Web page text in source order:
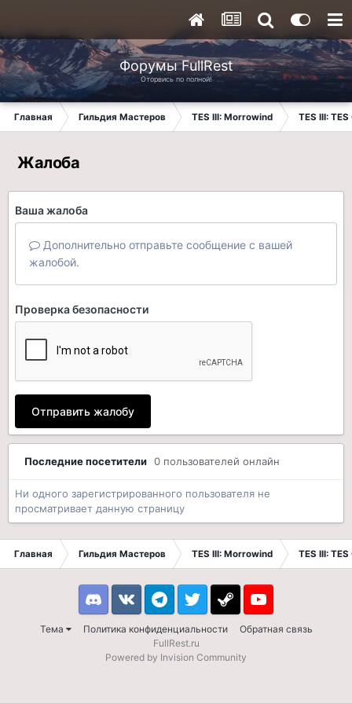
Форумы FullRest
Оторвись по полной!
Главная Гильдия Мастеров TES III: Morrowind TES III:
Жалоба
Ваша жалоба
Дополнительно отправьте сообщение с вашей
жалобой.
Проверка безопасности
Отправить жалобу
Последние посетители 0 пользователей онлайн
Ни одного зарегистрированного пользователя не
просматривает данную страницу
Главная Гильдия Мастеров TES III: Morrowind TES III:
Тема Политика конфиденциальности Обратная связь
DiscordVK TelegramTwitter Steam Youtube
FullRest.ru
Powered by Invision Community